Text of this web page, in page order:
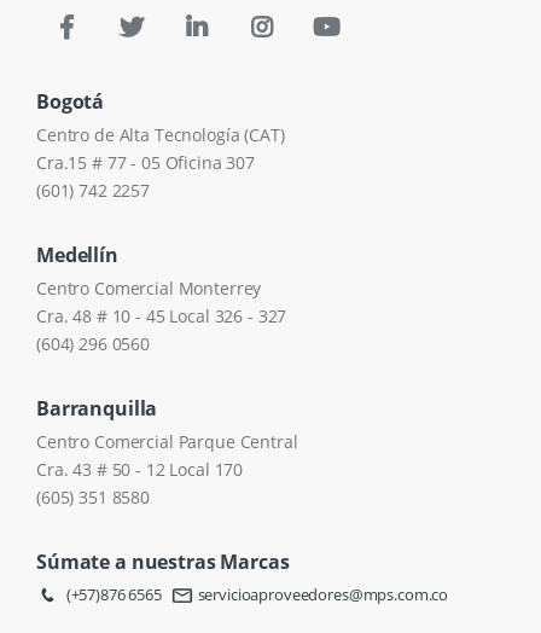
Bogotá
Centro de Alta Tecnología (CAT)
Cra.15 # 77 - 05 Oficina 307
(601) 742 2257
Medellín
Centro Comercial Monterrey
Cra. 48 # 10 - 45 Local 326 - 327
(604) 296 0560
Barranquilla
Centro Comercial Parque Central
Cra. 43 # 50 - 12 Local 170
(605) 351 8580
Súmate a nuestras Marcas
(+57)876 6565 servicioaproveedores@mps.com.co